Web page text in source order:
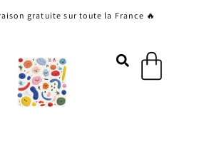
gratuite sur toute la France 🔥
Panier